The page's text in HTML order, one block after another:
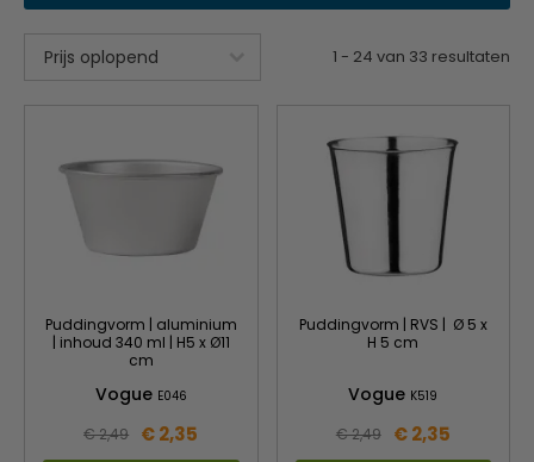
1 - 24 van 33 resultaten
Puddingvorm | aluminium
| inhoud 340 ml | H5 x Ø11
cm
Vogue E046
€ 2,49 € 2,35
Puddingvorm | RVS | Ø 5 x
H 5 cm
Vogue K519
€ 2,49 € 2,35